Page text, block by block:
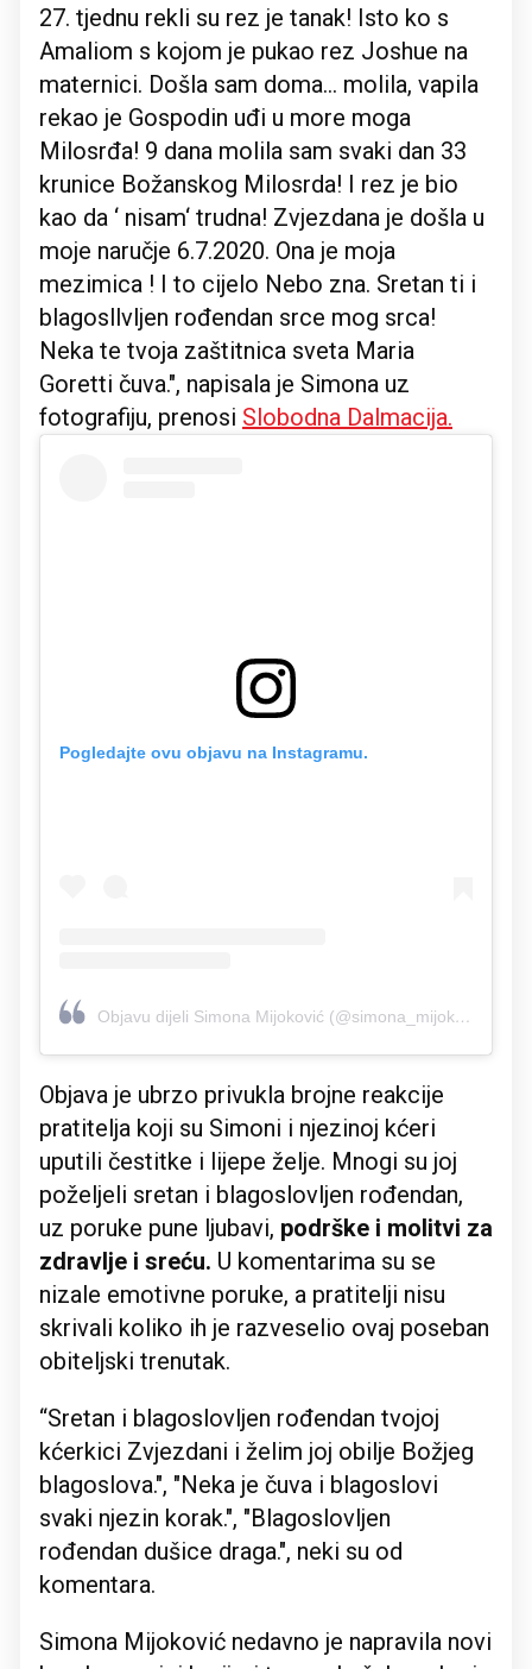
27. tjednu rekli su rez je tanak! Isto ko s
Amaliom s kojom je pukao rez Joshue na
maternici. Došla sam doma... molila, vapila
rekao je Gospodin uđi u more moga
Milosrđa! 9 dana molila sam svaki dan 33
krunice Božanskog Milosrda! I rez je bio
kao da ‘ nisam‘ trudna! Zvjezdana je došla u
moje naručje 6.7.2020. Ona je moja
mezimica ! I to cijelo Nebo zna. Sretan ti i
blagosllvljen rođendan srce mog srca!
Neka te tvoja zaštitnica sveta Maria
Goretti čuva.", napisala je Simona uz
fotografiju, prenosi Slobodna Dalmacija.
Pogledajte ovu objavu na Instagramu.
Objavu dijeli Simona Mijoković (@simona_mijokovic)
Objava je ubrzo privukla brojne reakcije
pratitelja koji su Simoni i njezinoj kćeri
uputili čestitke i lijepe želje. Mnogi su joj
poželjeli sretan i blagoslovljen rođendan,
uz poruke pune ljubavi, podrške i molitvi za
zdravlje i sreću. U komentarima su se
nizale emotivne poruke, a pratitelji nisu
skrivali koliko ih je razveselio ovaj poseban
obiteljski trenutak.
‘‘Sretan i blagoslovljen rođendan tvojoj
kćerkici Zvjezdani i želim joj obilje Božjeg
blagoslova.", "Neka je čuva i blagoslovi
svaki njezin korak.", "Blagoslovljen
rođendan dušice draga.", neki su od
komentara.
Simona Mijoković nedavno je napravila novi